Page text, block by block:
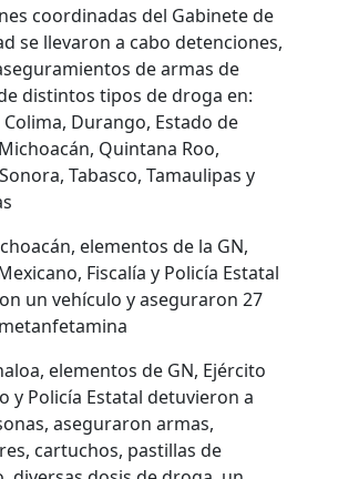
coordinadas del Gabinete de
se llevaron a cabo detenciones,
de armas de
distintos tipos de droga en:
Colima, Durango, Estado de
Quintana Roo,
Tabasco, Tamaulipas y
elementos de la GN,
Fiscalía y Policía Estatal
un vehículo y aseguraron 27
elementos de GN, Ejército
y Policía Estatal detuvieron a
aseguraron armas,
cartuchos, pastillas de